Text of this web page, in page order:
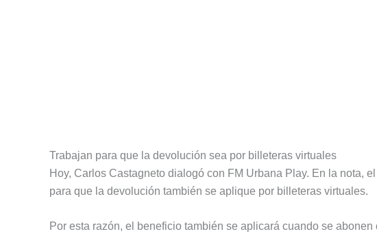
Trabajan para que la devolución sea por billeteras virtuales
Hoy, Carlos Castagneto dialogó con FM Urbana Play. En la nota,
para que la devolución también se aplique por billeteras virtuales.
Por esta razón, el beneficio también se aplicará cuando se